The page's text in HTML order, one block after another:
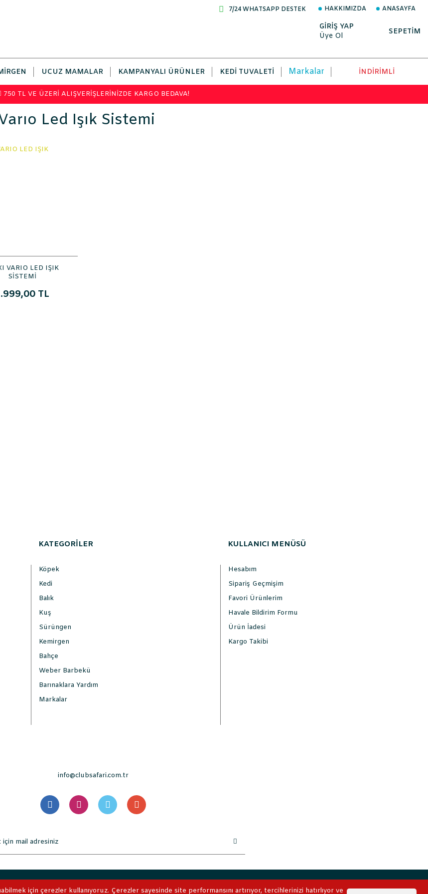
için çerezler kullanıyoruz. Çerezler sayesinde site performansını artırıyor, tercihlerinizi hatırlıyor ve
7/24 WHATSAPP DESTEK HAKKIMIZDA ANASAYFA
GİRİŞ YAP
Üye Ol
SEPETİM
UCUZ MAMALAR KAMPANYALI ÜRÜNLER KEDI TUVALETI Markalar İNDİRİMLİ
750 TL VE ÜZERİ ALIŞVERİŞLERİNİZDE KARGO BEDAVA!
Led Işık Sistemi
VARIO LED IŞIK
SİSTEMİ
TL
KATEGORİLER
Köpek
Kedi
Balık
Kuş
Sürüngen
Kemirgen
Bahçe
Weber Barbekü
Barınaklara Yardım
Markalar
KULLANICI MENÜSÜ
Hesabım
Sipariş Geçmişim
Favori Ürünlerim
Havale Bildirim Formu
Ürün İadesi
Kargo Takibi
info@clubsafari.com.tr